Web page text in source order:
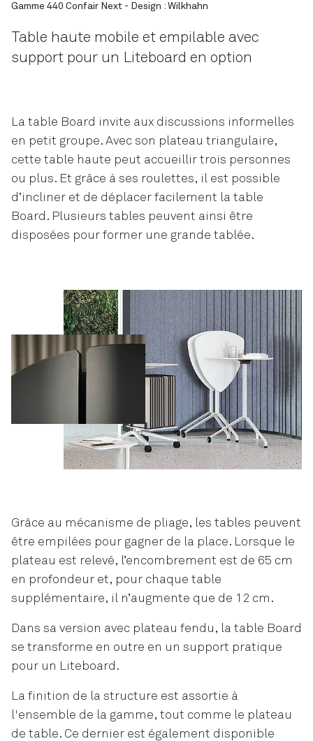
Gamme 440 Confair Next - Design : Wilkhahn
Table haute mobile et empilable avec
support pour un Liteboard en option
La table Board invite aux discussions informelles
en petit groupe. Avec son plateau triangulaire,
cette table haute peut accueillir trois personnes
ou plus. Et grâce à ses roulettes, il est possible
d’incliner et de déplacer facilement la table
Board. Plusieurs tables peuvent ainsi être
disposées pour former une grande tablée.
Grâce au mécanisme de pliage, les tables peuvent
être empilées pour gagner de la place. Lorsque le
plateau est relevé, l’encombrement est de 65 cm
en profondeur et, pour chaque table
supplémentaire, il n’augmente que de 12 cm.
Dans sa version avec plateau fendu, la table Board
se transforme en outre en un support pratique
pour un Liteboard.
La finition de la structure est assortie à
l'ensemble de la gamme, tout comme le plateau
de table. Ce dernier est également disponible